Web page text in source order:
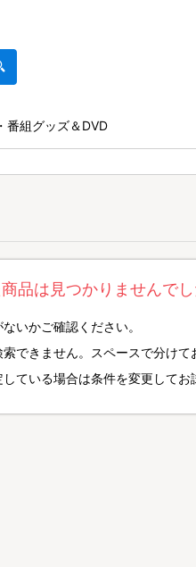
番組グッズ＆DVD
品は見つかりませんでし
いかご確認ください。
できません。スペースで分けて
ている場合は条件を変更してお